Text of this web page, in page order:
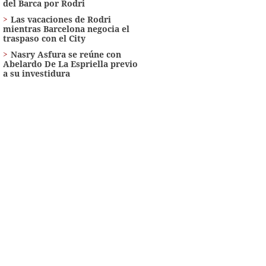
del Barca por Rodri
Las vacaciones de Rodri
mientras Barcelona negocia el
traspaso con el City
Nasry Asfura se reúne con
Abelardo De La Espriella previo
a su investidura